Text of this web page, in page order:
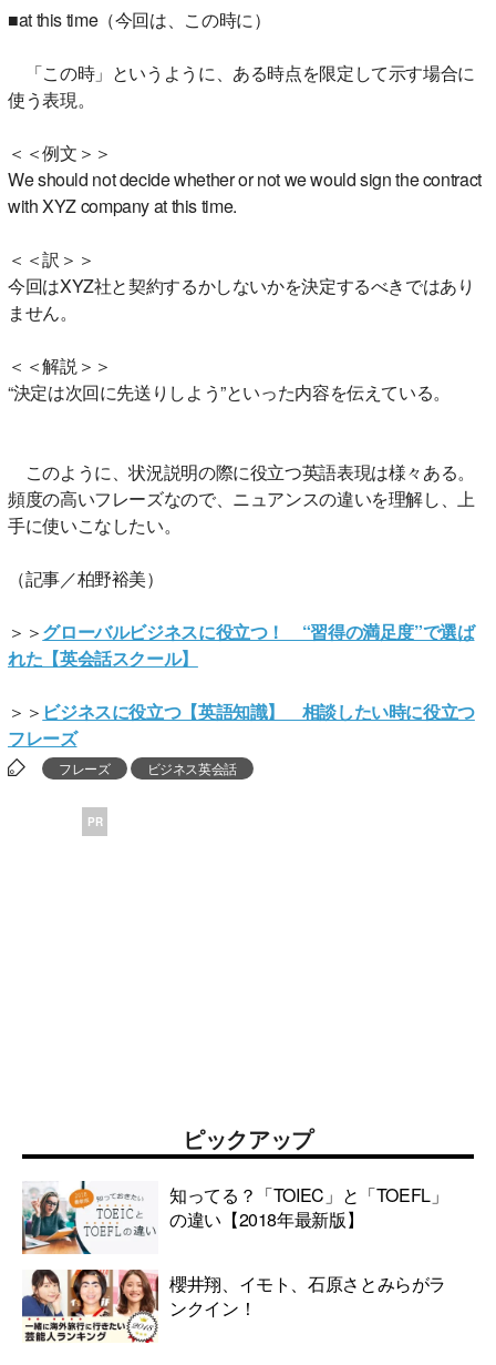
■at this time（今回は、この時に）
「この時」というように、ある時点を限定して示す場合に
使う表現。
＜＜例文＞＞
We should not decide whether or not we would sign the contract
with XYZ company at this time.
＜＜訳＞＞
今回はXYZ社と契約するかしないかを決定するべきではあり
ません。
＜＜解説＞＞
“決定は次回に先送りしよう”といった内容を伝えている。
このように、状況説明の際に役立つ英語表現は様々ある。
頻度の高いフレーズなので、ニュアンスの違いを理解し、上
手に使いこなしたい。
（記事／柏野裕美）
＞＞グローバルビジネスに役立つ！ “習得の満足度”で選ば
れた【英会話スクール】
＞＞ ビジネスに役立つ【英語知識】 相談したい時に役立つ
フレーズ
フレーズ ビジネス英会話
PR
ピックアップ
知ってる？「TOIEC」と「TOEFL」
の違い【2018年最新版】
櫻井翔、イモト、石原さとみらがラ
ンクイン！